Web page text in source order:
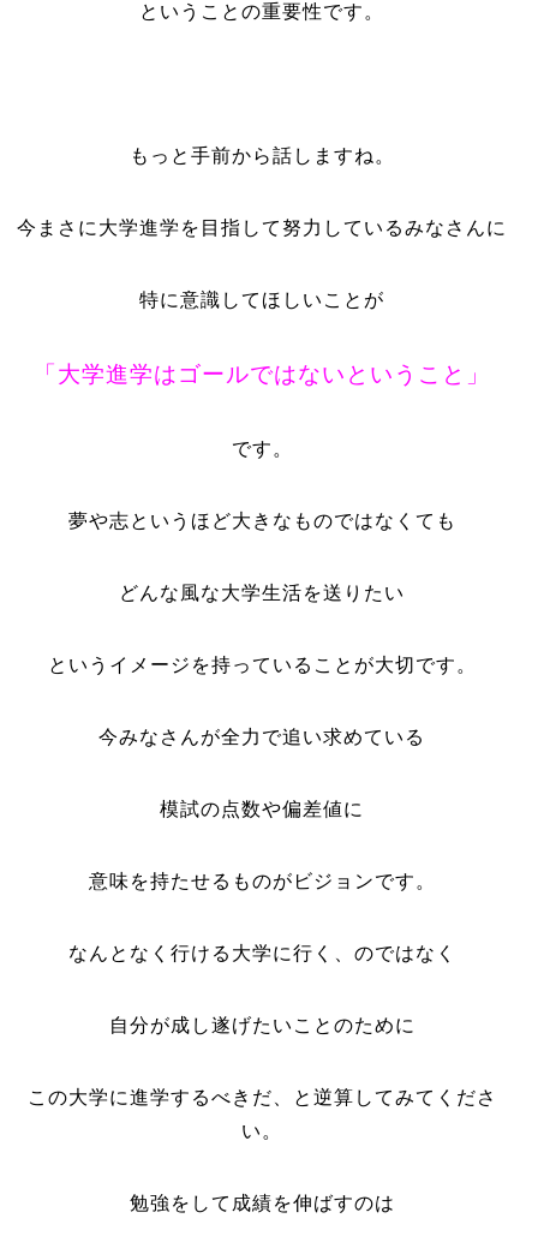
ということの重要性です。
もっと手前から話しますね。
今まさに大学進学を目指して努力しているみなさんに
特に意識してほしいことが
「大学進学はゴールではないということ」
です。
夢や志というほど大きなものではなくても
どんな風な大学生活を送りたい
というイメージを持っていることが大切です。
今みなさんが全力で追い求めている
模試の点数や偏差値に
意味を持たせるものがビジョンです。
なんとなく行ける大学に行く、のではなく
自分が成し遂げたいことのために
この大学に進学するべきだ、と逆算してみてくださ
い。
勉強をして成績を伸ばすのは